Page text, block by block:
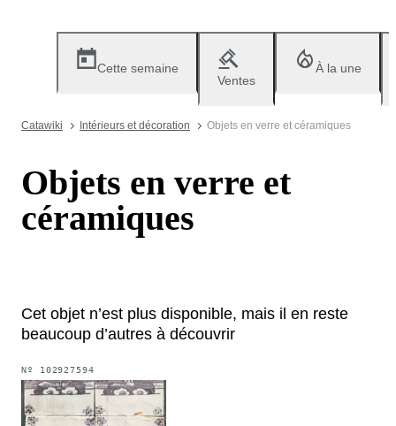
Cette semaine
Ventes
À la une
Catawiki Intérieurs et décoration Objets en verre et céramiques
Objets en verre et
céramiques
Cet objet n’est plus disponible, mais il en reste
beaucoup d’autres à découvrir
Nº 102927594